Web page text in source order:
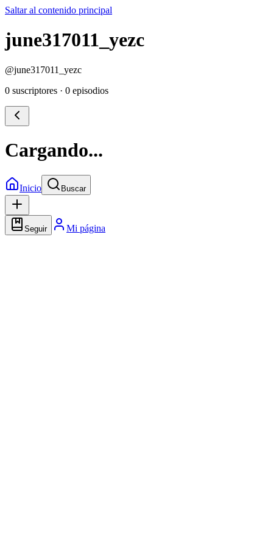
Saltar al contenido principal
june317011_yezc
@june317011_yezc
0 suscriptores · 0 episodios
Cargando...
Inicio Buscar
Seguir Mi página